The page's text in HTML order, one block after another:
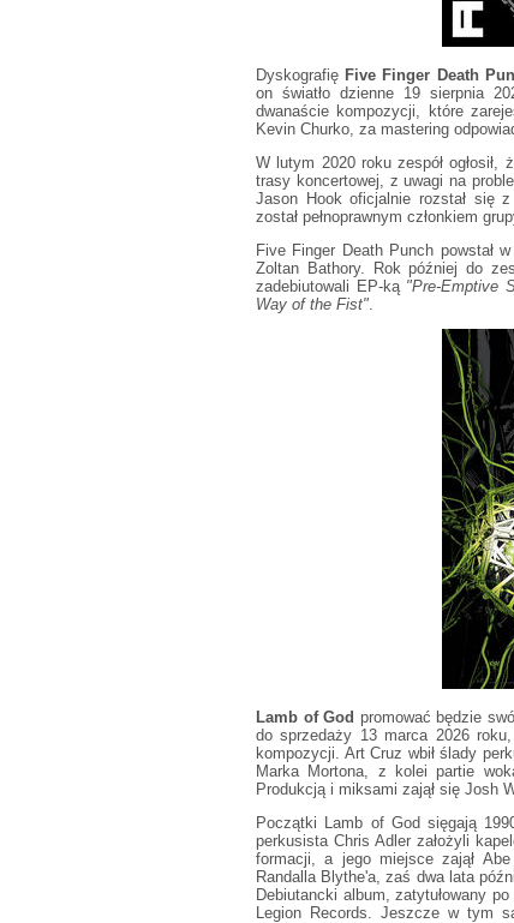
Dyskografię Five Finger Death
on światło dzienne 19 sierpnia
dwanaście kompozycji, które
Kevin Churko, za mastering
W lutym 2020 roku zespół
trasy koncertowej, z uwagi na
Jason Hook oficjalnie rozstał się
został pełnoprawnym członkiem
Five Finger Death Punch powstał
Zoltan Bathory. Rok później do
zadebiutowali EP-ką"Pre-Emptive
Way of the Fist"
Lamb of God promować będzie
do sprzedaży 13 marca 2026
kompozycji. Art Cruz wbił ślady
Marka Mortona, z kolei partie
Produkcją i miksami zajął się Josh
Początki Lamb of God sięgają
perkusista Chris Adler założyli
formacji, a jego miejsce zajął
Randalla Blythe'a, zaś dwa lata
Debiutancki album, zatytułowany po
Legion Records. Jeszcze w tym